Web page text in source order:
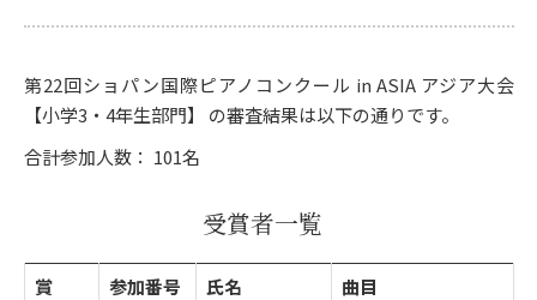
第22回ショパン国際ピアノコンクール in ASIA アジア大会
【小学3・4年生部門】 の審査結果は以下の通りです。
合計参加人数： 101名
受賞者一覧
賞 参加番号 氏名
曲目